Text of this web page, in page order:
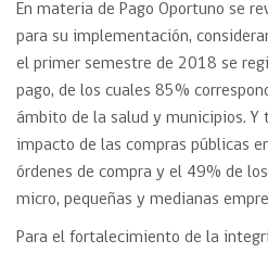
En materia de Pago Oportuno se
para su implementación,
el primer semestre de 2018 se
pago, de los cuales 85%
ámbito de la salud y municipios. Y
impacto de las compras públicas
órdenes de compra y el 49% de
micro, pequeñas y medianas
Para el fortalecimiento de la